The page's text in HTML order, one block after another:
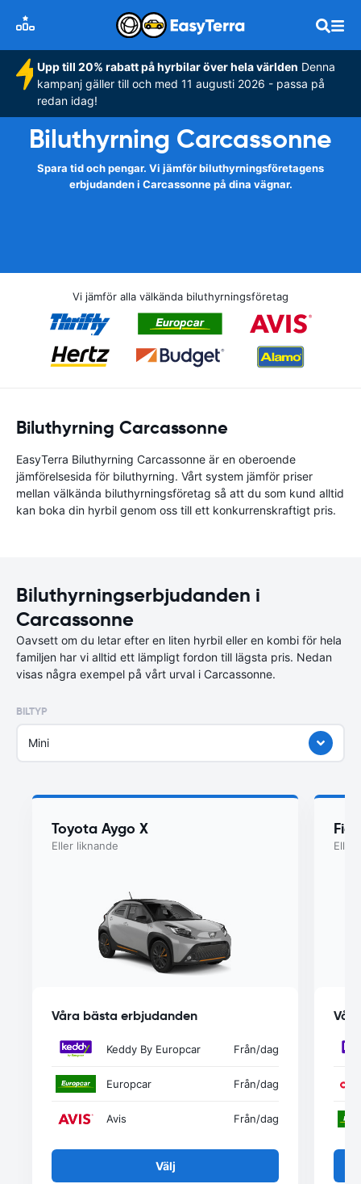
Upp till 20% rabatt på hyrbilar över hela världen Denna
kampanj gäller till och med 11 augusti 2026 - passa på
redan idag!
Biluthyrning Carcassonne
Spara tid och pengar. Vi jämför biluthyrningsföretagens
erbjudanden i Carcassonne på dina vägnar.
Vi jämför alla välkända biluthyrningsföretag
Biluthyrning Carcassonne
EasyTerra Biluthyrning Carcassonne är en oberoende
jämförelsesida för biluthyrning. Vårt system jämför priser
mellan välkända biluthyrningsföretag så att du som kund alltid
kan boka din hyrbil genom oss till ett konkurrenskraftigt pris.
Biluthyrningserbjudanden i
Carcassonne
Oavsett om du letar efter en liten hyrbil eller en kombi för hela
familjen har vi alltid ett lämpligt fordon till lägsta pris. Nedan
visas några exempel på vårt urval i Carcassonne.
BILTYP
Mini
Toyota Aygo X
Eller liknande
Våra bästa erbjudanden
Keddy By Europcar Från/dag
Europcar Från/dag
Avis Från/dag
Välj
Eller